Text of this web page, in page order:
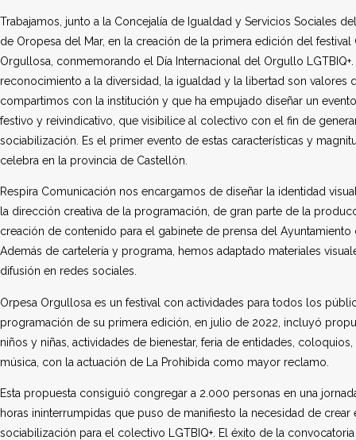
Trabajamos, junto a la Concejalía de Igualdad y Servicios Sociales
de Oropesa del Mar, en la creación de la primera edición del festival
Orgullosa, conmemorando el Día Internacional del Orgullo LGTBIQ+.
reconocimiento a la diversidad, la igualdad y la libertad son valores
compartimos con la institución y que ha empujado diseñar un
festivo y reivindicativo, que visibilice al colectivo con el fin de
sociabilización. Es el primer evento de estas características y
celebra en la provincia de Castellón.
Respira Comunicación nos encargamos de diseñar la identidad
la dirección creativa de la programación, de gran parte de la
creación de contenido para el gabinete de prensa del Ayuntamiento
Además de cartelería y programa, hemos adaptado materiales
difusión en redes sociales.
Orpesa Orgullosa es un festival con actividades para todos los
programación de su primera edición, en julio de 2022, incluyó
niños y niñas, actividades de bienestar, feria de entidades,
música, con la actuación de La Prohibida como mayor reclamo.
Esta propuesta consiguió congregar a 2.000 personas en una
horas ininterrumpidas que puso de manifiesto la necesidad de crear
sociabilización para el colectivo LGTBIQ+. El éxito de la